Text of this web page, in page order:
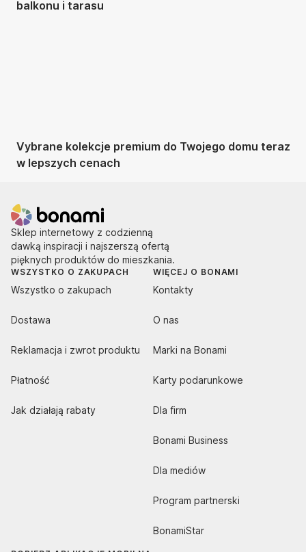
balkonu i tarasu
Vybrane kolekcje premium do Twojego domu teraz
w lepszych cenach
Sklep internetowy z codzienną
dawką inspiracji i najszerszą ofertą
pięknych produktów do mieszkania.
WSZYSTKO O ZAKUPACH
Wszystko o zakupach
Dostawa
Reklamacja i zwrot produktu
Płatność
Jak działają rabaty
WIĘCEJ O BONAMI
Kontakty
O nas
Marki na Bonami
Karty podarunkowe
Dla firm
Bonami Business
Dla mediów
Program partnerski
BonamiStar